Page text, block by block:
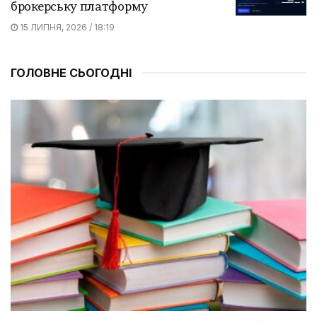
брокерську платформу
15 ЛИПНЯ, 2026 / 18:19
ГОЛОВНЕ СЬОГОДНІ